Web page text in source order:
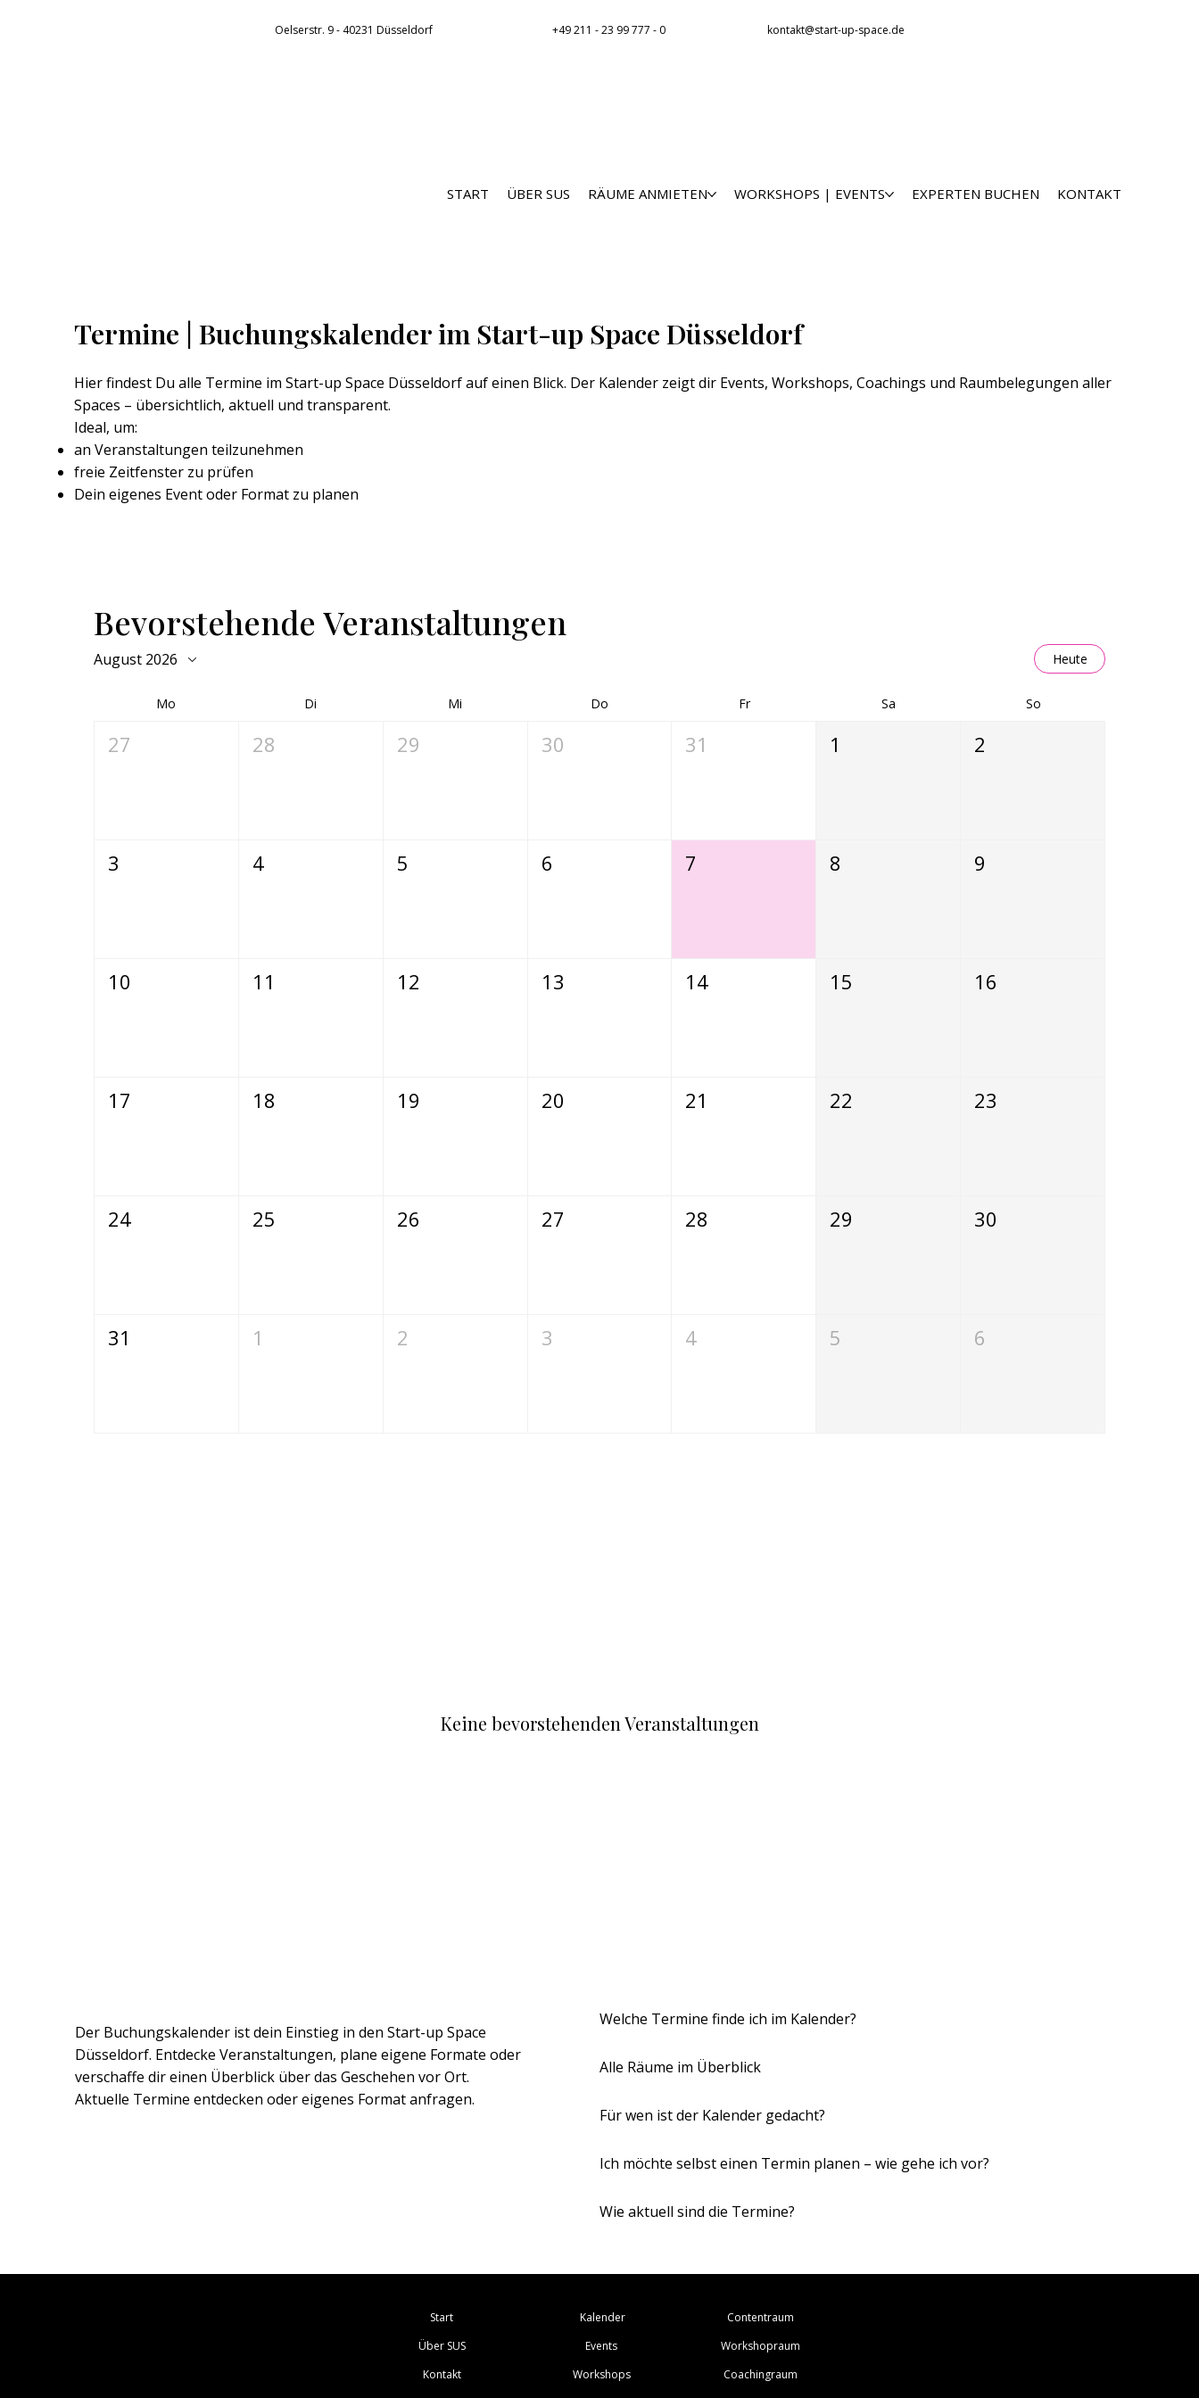
START ÜBER SUS RÄUME ANMIETEN WORKSHOPS | EVENTS EXPERTEN BUCHEN KONTAKT
Oelserstr. 9 - 40231 Düsseldorf +49 211 - 23 99 777 - 0 kontakt@start-up-space.de
Termine | Buchungskalender im Start-up Space Düsseldorf
Hier findest Du alle Termine im Start-up Space Düsseldorf auf einen Blick. Der Kalender zeigt dir Events, Workshops, Coachings und Raumbelegungen aller
Spaces – übersichtlich, aktuell und transparent.
Ideal, um:
an Veranstaltungen teilzunehmen
freie Zeitfenster zu prüfen
Dein eigenes Event oder Format zu planen
Bevorstehende Veranstaltungen
August 2026 Heute
Mo Di Mi Do Fr Sa So
27 28 29 30 31 1 2
3 4 5 6 7 8 9
10 11 12 13 14 15 16
17 18 19 20 21 22 23
24 25 26 27 28 29 30
31 1 2 3 4 5 6
Keine bevorstehenden Veranstaltungen
Der Buchungskalender ist dein Einstieg in den Start-up Space
Düsseldorf. Entdecke Veranstaltungen, plane eigene Formate oder
verschaffe dir einen Überblick über das Geschehen vor Ort.
Aktuelle Termine entdecken oder eigenes Format anfragen.
Welche Termine finde ich im Kalender?
Alle Räume im Überblick
Für wen ist der Kalender gedacht?
Ich möchte selbst einen Termin planen – wie gehe ich vor?
Wie aktuell sind die Termine?
Start
Über SUS
Kontakt
Kalender
Events
Workshops
Contentraum
Workshopraum
Coachingraum